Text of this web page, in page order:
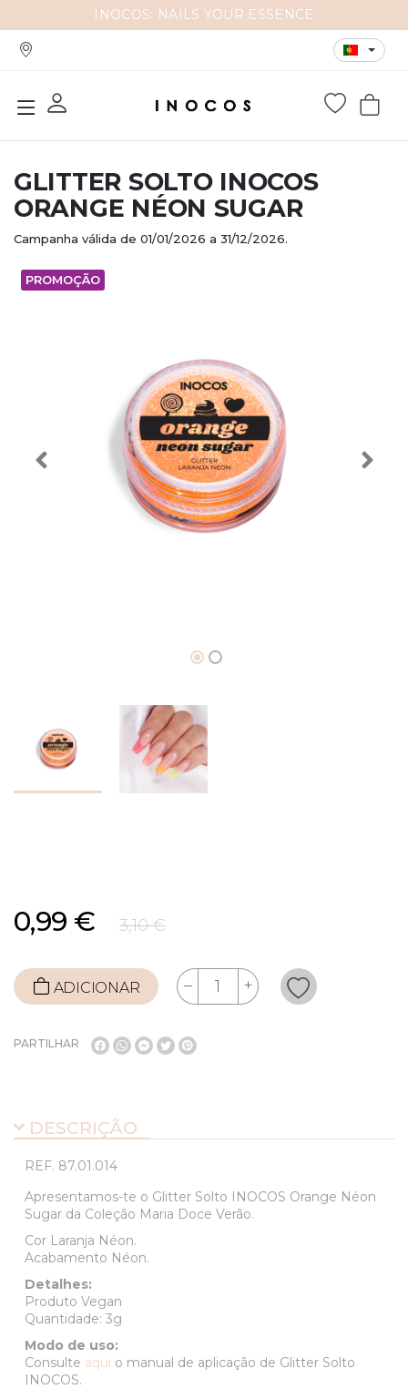
NAILS YOUR ESSENCE
GLITTER SOLTO INOCOS
ORANGE NÉON SUGAR
Campanha válida de 01/01/2026 a 31/12/2026.
PROMOÇÃO
0,99 € 3,10 €
ADICIONAR
PARTILHAR
DESCRIÇÃO
REF. 87.01.014
Apresentamos-te o Glitter Solto INOCOS Orange Néon
Sugar da Coleção Maria Doce Verão.
Cor Laranja Néon.
Acabamento Néon.
Detalhes:
Produto Vegan
Quantidade: 3g
Modo de uso:
Consulte aqui o manual de aplicação de Glitter Solto
INOCOS.